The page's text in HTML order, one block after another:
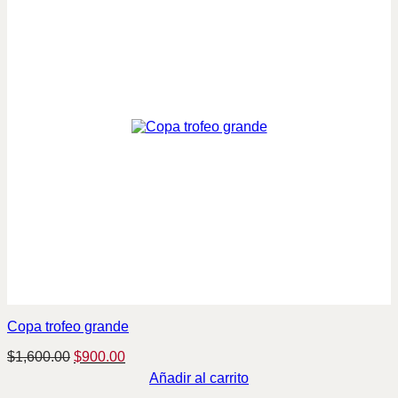
Copa trofeo grande
$1,600.00 Original
$900.00Current
priceAñadir al carrito